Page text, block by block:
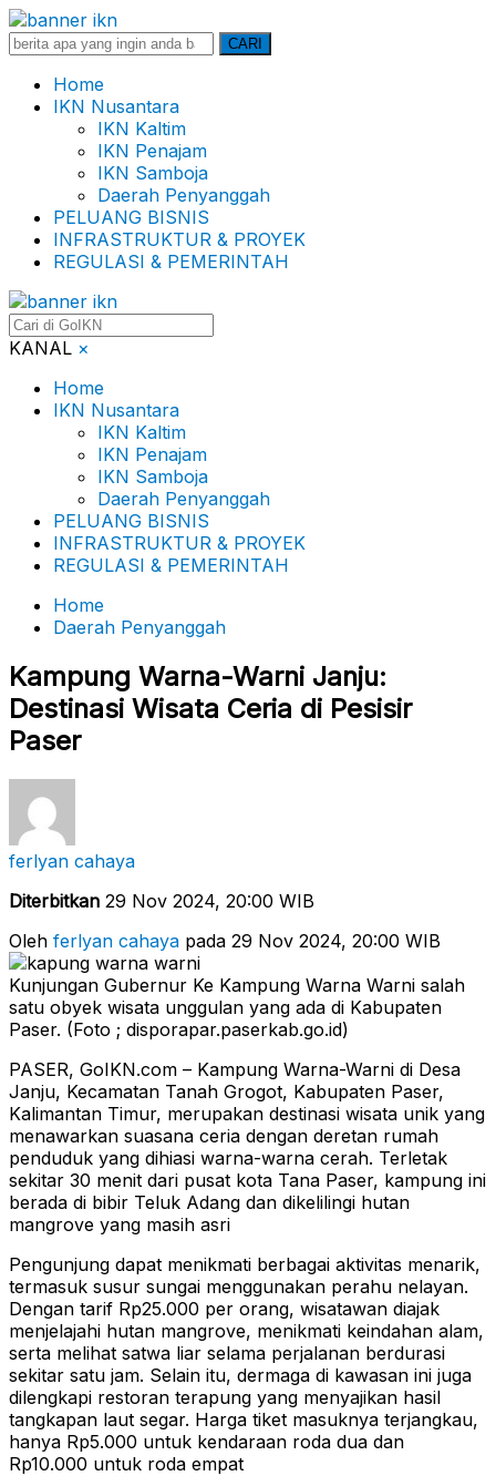
Search
CARI
Home
IKN Nusantara
IKN Kaltim
IKN Penajam
IKN Samboja
Daerah Penyanggah
PELUANG BISNIS
INFRASTRUKTUR & PROYEK
REGULASI & PEMERINTAH
KANAL ×
Home
IKN Nusantara
IKN Kaltim
IKN Penajam
IKN Samboja
Daerah Penyanggah
PELUANG BISNIS
INFRASTRUKTUR & PROYEK
REGULASI & PEMERINTAH
Home
Daerah Penyanggah
Kampung Warna-Warni Janju:
Destinasi Wisata Ceria di Pesisir
Paser
ferlyan cahaya
Diterbitkan 29 Nov 2024, 20:00 WIB
Oleh ferlyan cahaya pada 29 Nov 2024, 20:00 WIB
Kunjungan Gubernur Ke Kampung Warna Warni salah
satu obyek wisata unggulan yang ada di Kabupaten
Paser. (Foto ; disporapar.paserkab.go.id)
PASER, GoIKN.com – Kampung Warna-Warni di Desa
Janju, Kecamatan Tanah Grogot, Kabupaten Paser,
Kalimantan Timur, merupakan destinasi wisata unik yang
menawarkan suasana ceria dengan deretan rumah
penduduk yang dihiasi warna-warna cerah. Terletak
sekitar 30 menit dari pusat kota Tana Paser, kampung ini
berada di bibir Teluk Adang dan dikelilingi hutan
mangrove yang masih asri​
Pengunjung dapat menikmati berbagai aktivitas menarik,
termasuk susur sungai menggunakan perahu nelayan.
Dengan tarif Rp25.000 per orang, wisatawan diajak
menjelajahi hutan mangrove, menikmati keindahan alam,
serta melihat satwa liar selama perjalanan berdurasi
sekitar satu jam. Selain itu, dermaga di kawasan ini juga
dilengkapi restoran terapung yang menyajikan hasil
tangkapan laut segar. Harga tiket masuknya terjangkau,
hanya Rp5.000 untuk kendaraan roda dua dan
Rp10.000 untuk roda empat​